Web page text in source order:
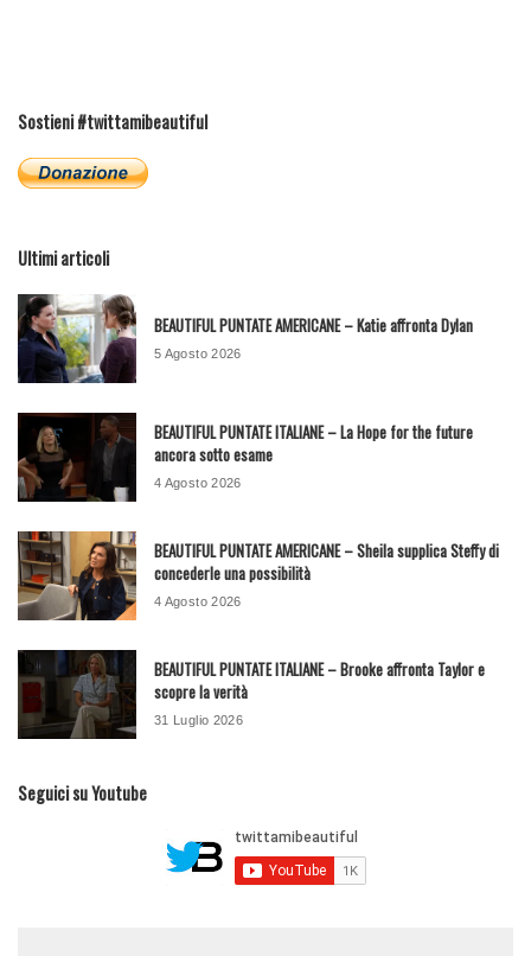
Sostieni #twittamibeautiful
Ultimi articoli
BEAUTIFUL PUNTATE AMERICANE – Katie affronta Dylan
5 Agosto 2026
BEAUTIFUL PUNTATE ITALIANE – La Hope for the future
ancora sotto esame
4 Agosto 2026
BEAUTIFUL PUNTATE AMERICANE – Sheila supplica Steffy di
concederle una possibilità
4 Agosto 2026
BEAUTIFUL PUNTATE ITALIANE – Brooke affronta Taylor e
scopre la verità
31 Luglio 2026
Seguici su Youtube